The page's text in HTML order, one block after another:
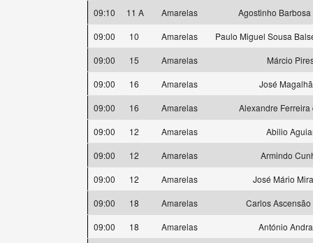
09:10
11 A Amarelas
Agostinho Barbosa
09:00
10 Amarelas
Paulo Miguel Sousa
09:00
15 Amarelas
Márcio
09:00
16 Amarelas
José
09:00
16 Amarelas
Alexandre Ferreira
09:00
12 Amarelas
Abilio
09:00
12 Amarelas
Armindo
09:00
12 Amarelas
José Mário
09:00
18 Amarelas
Carlos
09:00
18 Amarelas
António